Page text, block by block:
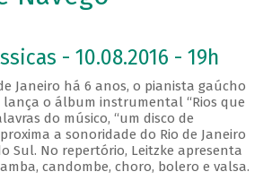
- 10.08.2016 - 19h
Janeiro há 6 anos, o pianista gaúcho
lança o álbum instrumental “Rios que
do músico, “um disco de
a sonoridade do Rio de Janeiro
Sul. No repertório, Leitzke apresenta
candombe, choro, bolero e valsa.